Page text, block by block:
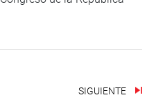
SIGUIENTE